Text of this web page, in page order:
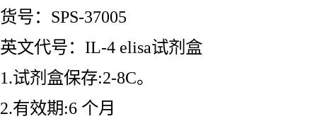
货号：SPS-37005
英文代号：IL-4 elisa试剂盒
1.试剂盒保存:2-8C。
2.有效期:6 个月